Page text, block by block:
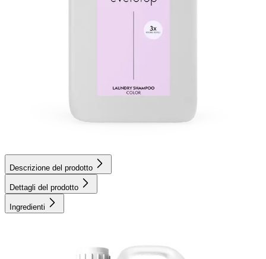
Descrizione del prodotto
Dettagli del prodotto
Ingredienti